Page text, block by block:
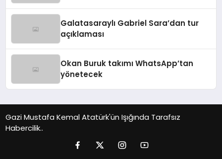
Galatasaraylı Gabriel Sara’dan tur
açıklaması
Okan Buruk takımı WhatsApp’tan
yönetecek
Gazi Mustafa Kemal Atatürk'ün Işığında Tarafsız
Habercilik..